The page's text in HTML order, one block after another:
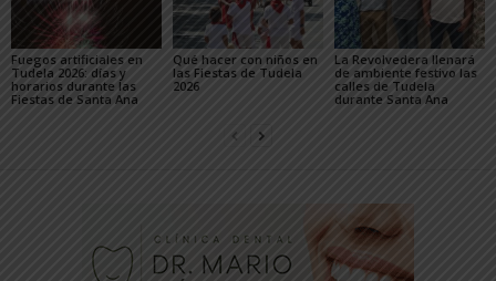
Fuegos artificiales en
Tudela 2026: días y
horarios durante las
Fiestas de Santa Ana
Qué hacer con niños en
las Fiestas de Tudela
2026
La Revolvedera llenará
de ambiente festivo las
calles de Tudela
durante Santa Ana